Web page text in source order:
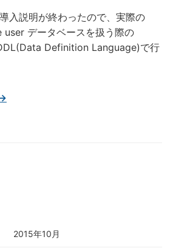
2015年10月
入説明が終わったので、実際の
user データベースを扱う際の
Definition Language)で行
ョン